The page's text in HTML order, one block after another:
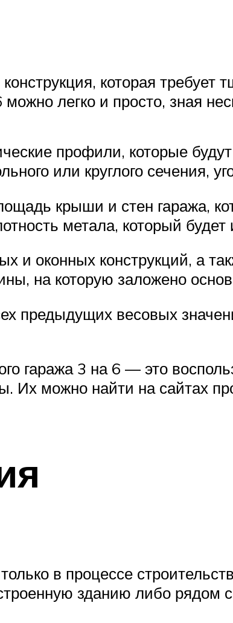
которая требует
можно легко и просто, зная
профили, которые будут
или круглого сечения,
крыши и стен гаража,
метала, который будет
и оконных конструкций, а
на которую заложено
предыдущих весовых
гаража 3 на 6 — это
Их можно найти на сайтах
в процессе
зданию либо рядом